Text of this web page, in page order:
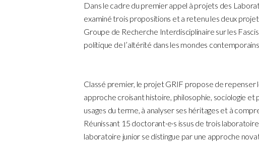
Dans le cadre du premier appel à projets des
examiné trois propositions et a retenu les deux
Groupe de Recherche Interdisciplinaire sur les
politique de l’altérité dans les mondes
Classé premier, le projet GRIF propose de repenser
approche croisant histoire, philosophie, sociologie et
usages du terme, à analyser ses héritages et à
Réunissant 15 doctorant·e·s issus de trois
laboratoire junior se distingue par une approche